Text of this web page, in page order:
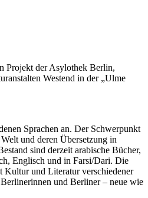
Projekt der Asylothek Berlin,
Westend in der „Ulme
Sprachen an. Der Schwerpunkt
und deren Übersetzung in
sind derzeit arabische Bücher,
Englisch und in Farsi/Dari. Die
Kultur und Literatur verschiedener
und Berliner – neue wie